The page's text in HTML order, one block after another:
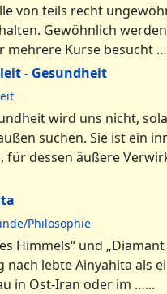
von teils recht
Gewöhnlich
mehrere Kurse besucht
- Gesundheit
wird uns nicht,
suchen. Sie ist ein
für dessen äußere
Philosophie
Himmels“ und
nach lebte Ainyahita als
in Ost-Iran oder im …...